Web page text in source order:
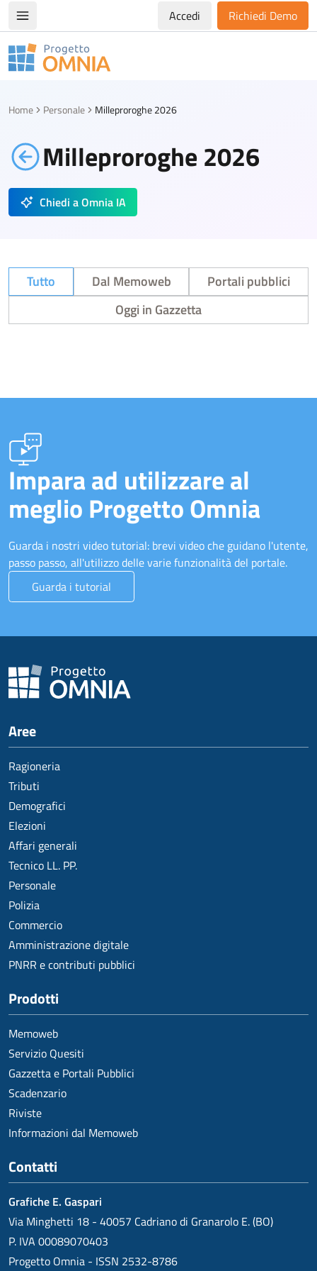
Apri/chiudi menù di navigazioneAccedi Richiedi Demo
Progetto Omnia
Home Personale Milleproroghe 2026
Milleproroghe 2026
Chiedi a Omnia IA
Tutto Dal Memoweb
Portali pubblici
Oggi in Gazzetta
Impara ad utilizzare al
meglio Progetto Omnia
Guarda i nostri video tutorial: brevi video che guidano l'utente,
passo passo, all'utilizzo delle varie funzionalità del portale.
Guarda i tutorial
Aree
Ragioneria
Tributi
Demografici
Elezioni
Affari generali
Tecnico LL. PP.
Personale
Polizia
Commercio
Amministrazione digitale
PNRR e contributi pubblici
Prodotti
Memoweb
Servizio Quesiti
Gazzetta e Portali Pubblici
Scadenzario
Riviste
Informazioni dal Memoweb
Contatti
Grafiche E. Gaspari
Via Minghetti 18 - 40057 Cadriano di Granarolo E. (BO)
P. IVA 00089070403
Progetto Omnia - ISSN 2532-8786